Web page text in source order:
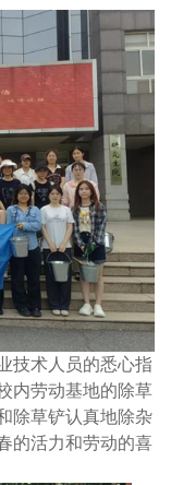
技术人员的悉心指
内劳动基地的除草
除草铲认真地除杂
的活力和劳动的喜